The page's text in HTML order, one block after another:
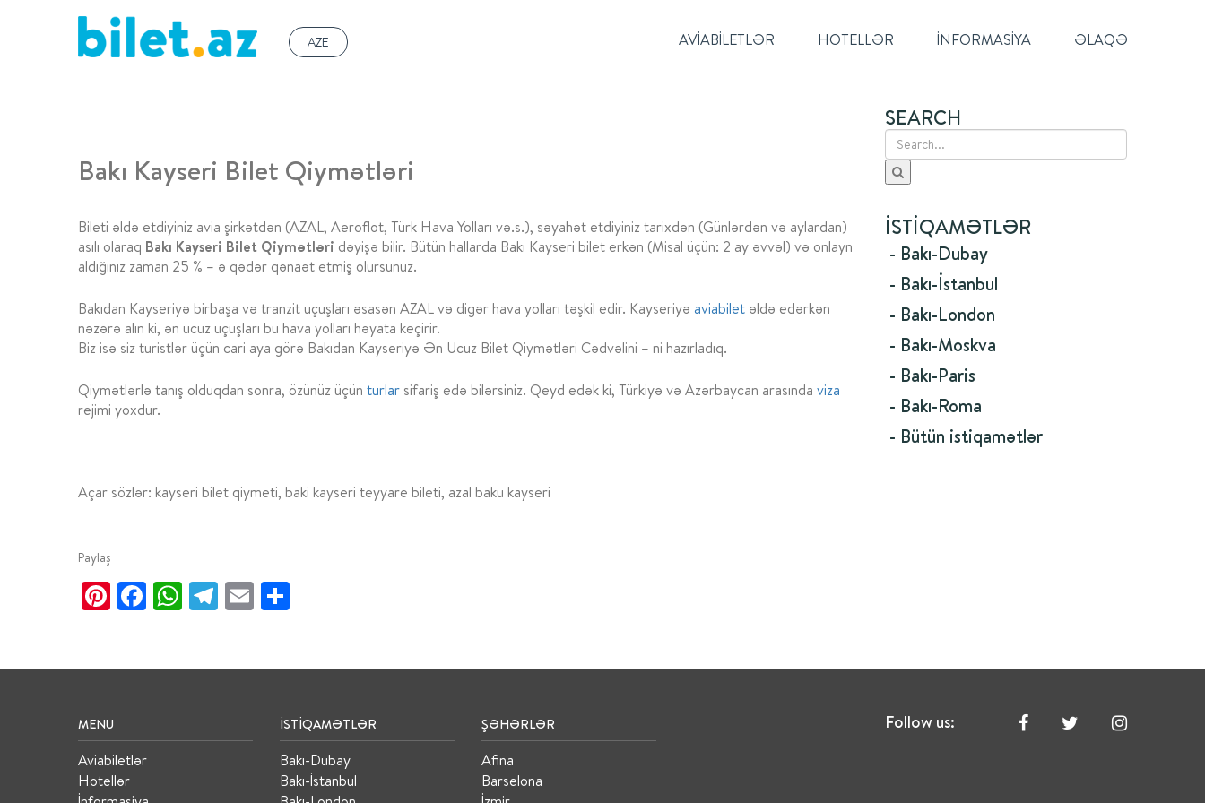
AZE AVIABILETLƏR HOTELLƏR İNFORMASIYA ƏLAQƏ
Bakı Kayseri Bilet Qiymətləri
Bileti əldə etdiyiniz avia şirkətdən (AZAL, Aeroflot, Türk Hava Yolları və.s.), səyahət etdiyiniz tarixdən (Günlərdən və aylardan)
asılı olaraq Bakı Kayseri Bilet Qiymətləri dəyişə bilir. Bütün hallarda Bakı Kayseri bilet erkən (Misal üçün: 2 ay əvvəl) və onlayn
aldığınız zaman 25 % – ə qədər qənaət etmiş olursunuz.
Bakıdan Kayseriyə birbaşa və tranzit uçuşları əsasən AZAL və digər hava yolları təşkil edir. Kayseriyə aviabilet əldə edərkən
nəzərə alın ki, ən ucuz uçuşları bu hava yolları həyata keçirir.
Biz isə siz turistlər üçün cari aya görə Bakıdan Kayseriyə Ən Ucuz Bilet Qiymətləri Cədvəlini – ni hazırladıq.
Qiymətlərlə tanış olduqdan sonra, özünüz üçün turlar sifariş edə bilərsiniz. Qeyd edək ki, Türkiyə və Azərbaycan arasında viza
rejimi yoxdur.
Açar sözlər: kayseri bilet qiymeti, baki kayseri teyyare bileti, azal baku kayseri
Paylaş
Pinterest
Facebook
WhatsApp
Telegram
Email
SEARCH
İSTIQAMƏTLƏR
- Bakı-Dubay
- Bakı-İstanbul
- Bakı-London
- Bakı-Moskva
- Bakı-Paris
- Bakı-Roma
- Bütün istiqamətlər
MENU
Aviabiletlər
Hotellər
İSTIQAMƏTLƏR
Bakı-Dubay
Bakı-İstanbul
ŞƏHƏRLƏR
Afina
Barselona
Follow us: